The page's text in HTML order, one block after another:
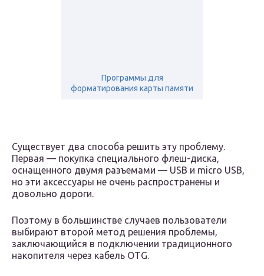
Программы для
форматирования карты памяти
Существует два способа решить эту проблему.
Первая — покупка специального флеш-диска,
оснащенного двумя разъемами — USB и micro USB,
но эти аксессуары не очень распространены и
довольно дороги.
Поэтому в большинстве случаев пользователи
выбирают второй метод решения проблемы,
заключающийся в подключении традиционного
накопителя через кабель OTG.